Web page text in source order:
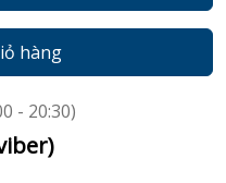
hàng
- 20:30)